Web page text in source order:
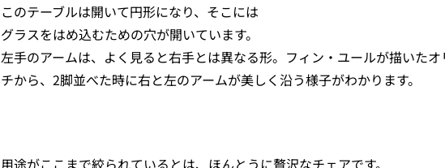
このテーブルは開いて円形になり、そこには
グラスをはめ込むための穴が開いています。
左手のアームは、よく見ると右手とは異なる形。フィン・ユールが描いた
チから、2脚並べた時に右と左のアームが美しく沿う様子がわかります。
用途がここまで絞られているとは、ほんとうに贅沢なチェアです。